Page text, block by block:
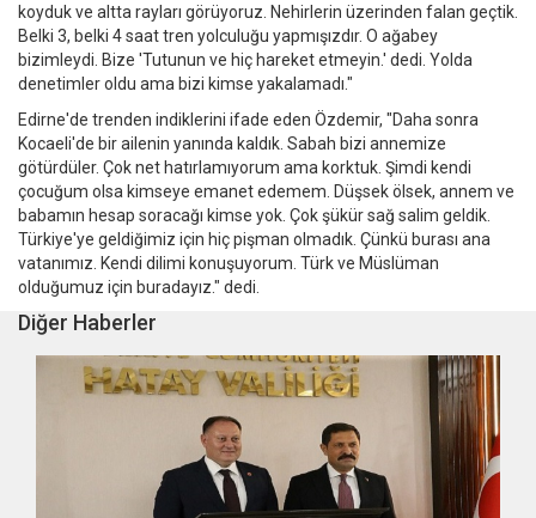
koyduk ve altta rayları görüyoruz. Nehirlerin üzerinden falan geçtik.
Belki 3, belki 4 saat tren yolculuğu yapmışızdır. O ağabey
bizimleydi. Bize 'Tutunun ve hiç hareket etmeyin.' dedi. Yolda
denetimler oldu ama bizi kimse yakalamadı."
Edirne'de trenden indiklerini ifade eden Özdemir, "Daha sonra
Kocaeli'de bir ailenin yanında kaldık. Sabah bizi annemize
götürdüler. Çok net hatırlamıyorum ama korktuk. Şimdi kendi
çocuğum olsa kimseye emanet edemem. Düşsek ölsek, annem ve
babamın hesap soracağı kimse yok. Çok şükür sağ salim geldik.
Türkiye'ye geldiğimiz için hiç pişman olmadık. Çünkü burası ana
vatanımız. Kendi dilimi konuşuyorum. Türk ve Müslüman
olduğumuz için buradayız." dedi.
Diğer Haberler